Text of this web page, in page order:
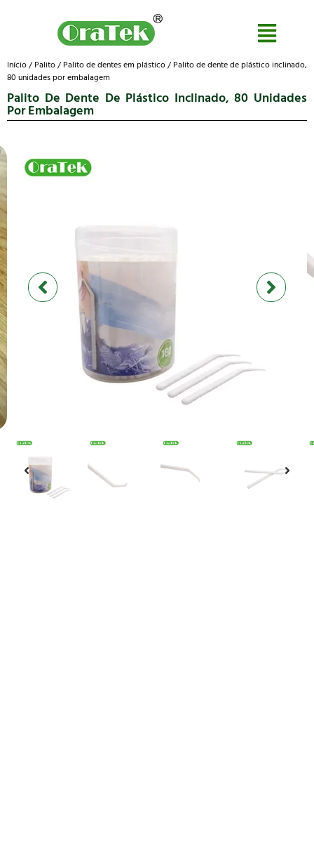
Início/ Palito/ Palito de dentes em plástico/ Palito de dente de plástico inclinado,
80 unidades por embalagem
Palito De Dente De Plástico Inclinado, 80 Unidades
Por Embalagem